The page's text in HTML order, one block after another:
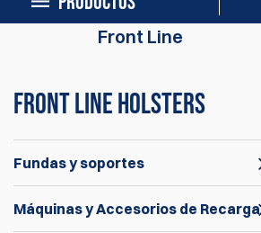
Front Line
Front line holsters
Fundas y soportes
Máquinas y Accesorios de Recarga